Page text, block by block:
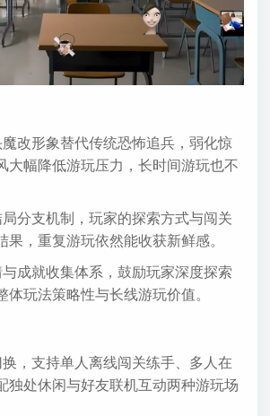
改形象替代传统恐怖追兵，弱化惊
大幅降低游玩压力，长时间游玩也不
分支机制，玩家的探索方式与闯关
果，重复游玩依然能收获新鲜感。
成就收集体系，鼓励玩家深度探索
体玩法策略性与长线游玩价值。
，支持单人离线闯关练手、多人在
独处休闲与好友联机互动两种游玩场